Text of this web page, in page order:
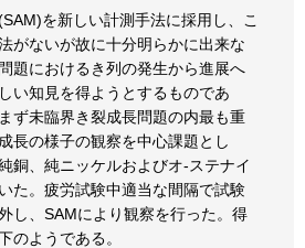
を新しい計測手法に採用し、こ
がないが故に十分明らかに出来な
題におけるき列の発生から進展へ
い知見を得ようとするものであ
ず未臨界き裂成長問題の内最も重
長の様子の観察を中心課題とし
銅、純ニッケルおよびオ-ステナイ
た。疲労試験中適当な間隔で試験
し、SAMにより観察を行った。得
のようである。